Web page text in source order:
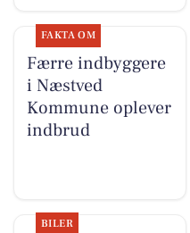
FAKTA OM
Færre indbyggere
i Næstved
Kommune oplever
indbrud
BILER